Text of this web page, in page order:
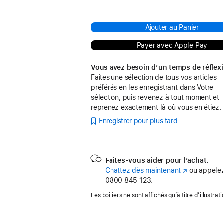
Ajouter au Panier
Payer avec Apple Pay
Vous avez besoin d’un temps de
Faites une sélection de tous vos articles
préférés en les enregistrant dans Votre
sélection, puis revenez à tout moment et
reprenez exactement là où vous en étiez.
Enregistrer pour plus tard
Faites-vous aider pour l’achat.
Chattez dès maintenant (s’ouvre
nouvelle
ou
0800 845 123.
Les boîtiers ne sont affichés qu’à titre